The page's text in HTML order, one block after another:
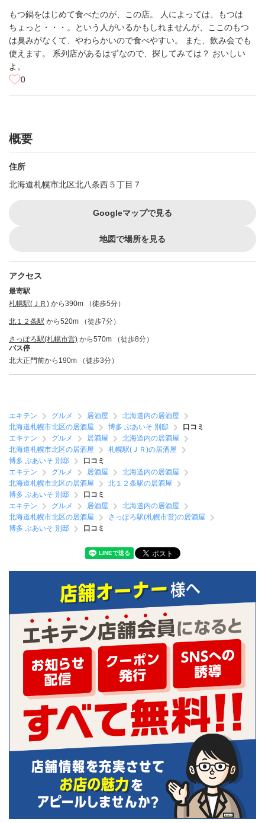
もつ鍋をはじめて食べたのが、この店。 人によっては、もつは
ちょっと・・・。という人がいるかもしれませんが、ここのもつ
は臭みがなくて、やわらかいので食べやすい。 また、飲み会でも
使えます。 系列店があるはずなので、探してみては？ おいしい
よ。
0
概要
住所
北海道札幌市北区北八条西５丁目７
Googleマップで見る
地図で場所を見る
アクセス
最寄駅
札幌駅(ＪＲ) から390m （徒歩5分）
北１２条駅 から520m （徒歩7分）
さっぽろ駅(札幌市営) から570m （徒歩8分）
バス停
北大正門前から190m （徒歩3分）
エキテン グルメ 居酒屋
北海道内の居酒屋
北海道札幌市北区の居酒屋
博多 ぶあいそ 別邸
口コミ
エキテン
グルメ 居酒屋
北海道内の居酒屋
北海道札幌市北区の居酒屋
札幌駅(ＪＲ)の居酒屋
博多 ぶあいそ 別邸
口コミ
エキテン
グルメ 居酒屋
北海道内の居酒屋
北海道札幌市北区の居酒屋
北１２条駅の居酒屋
博多 ぶあいそ 別邸
口コミ
エキテン
グルメ 居酒屋
北海道内の居酒屋
北海道札幌市北区の居酒屋
さっぽろ駅(札幌市営)の居酒屋
博多 ぶあいそ 別邸
口コミ